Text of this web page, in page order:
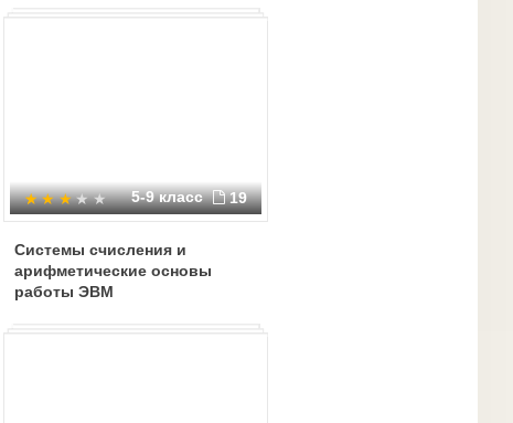
5-9 класс 19
Системы счисления и
арифметические основы
работы ЭВМ